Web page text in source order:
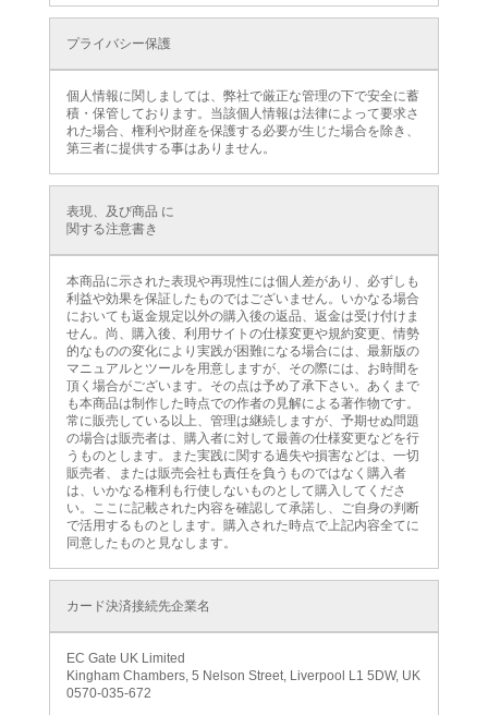
プライバシー保護
個人情報に関しましては、弊社で厳正な管理の下で安全に蓄
積・保管しております。当該個人情報は法律によって要求さ
れた場合、権利や財産を保護する必要が生じた場合を除き、
第三者に提供する事はありません。
表現、及び商品 に
関する注意書き
本商品に示された表現や再現性には個人差があり、必ずしも
利益や効果を保証したものではございません。いかなる場合
においても返金規定以外の購入後の返品、返金は受け付けま
せん。尚、購入後、利用サイトの仕様変更や規約変更、情勢
的なものの変化により実践が困難になる場合には、最新版の
マニュアルとツールを用意しますが、その際には、お時間を
頂く場合がございます。その点は予め了承下さい。あくまで
も本商品は制作した時点での作者の見解による著作物です。
常に販売している以上、管理は継続しますが、予期せぬ問題
の場合は販売者は、購入者に対して最善の仕様変更などを行
うものとします。また実践に関する過失や損害などは、一切
販売者、または販売会社も責任を負うものではなく購入者
は、いかなる権利も行使しないものとして購入してくださ
い。ここに記載された内容を確認して承諾し、ご自身の判断
で活用するものとします。購入された時点で上記内容全てに
同意したものと見なします。
カード決済接続先企業名
EC Gate UK Limited
Kingham Chambers, 5 Nelson Street, Liverpool L1 5DW, UK
0570-035-672